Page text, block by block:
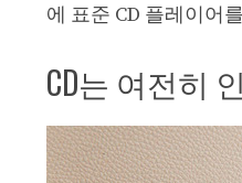
에 표준 CD 플레이어
CD는 여전히